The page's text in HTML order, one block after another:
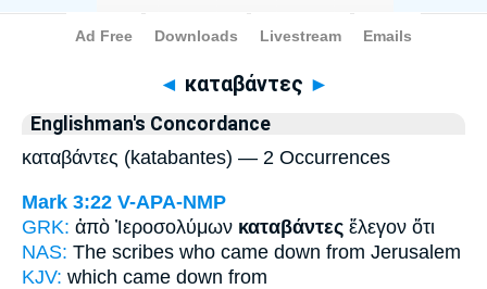
Bible>Strong's > Greek
◄ καταβάντες ►
Englishman's Concordance
καταβάντες (katabantes) — 2 Occurrences
Mark 3:22 V-APA-NMP
GRK: ἀπὸ Ἰεροσολύμων καταβάντες ἔλεγον ὅτι
NAS: The scribes who came down from Jerusalem
KJV: which came down from